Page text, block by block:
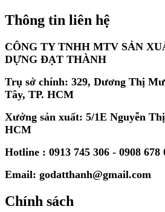
Thông tin liên hệ
CÔNG TY TNHH MTV SẢN
DỰNG ĐẠT THÀNH
Trụ sở chính: 329, Dương Thị
Tây, TP. HCM
Xưởng sản xuất: 5/1E Nguyễn
HCM
Hotline : 0913 745 306 - 0908 678
Email: godatthanh@gmail.com
Chính sách